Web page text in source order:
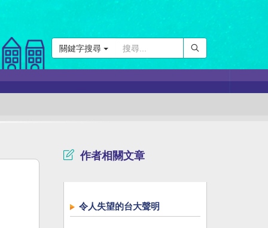
關鍵字搜尋
作者相關文章
令人失望的台大聲明